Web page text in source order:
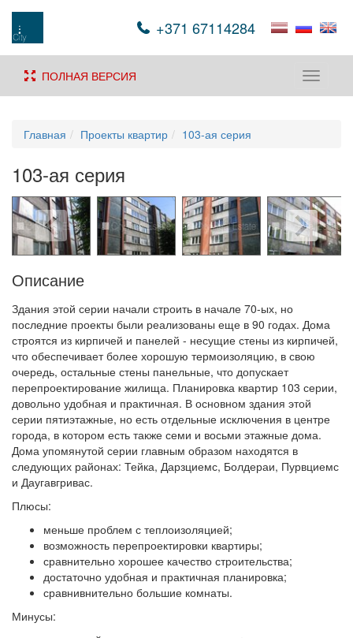
+371 67114284
Toggle
ПОЛНАЯ ВЕРСИЯ
Главная Проекты квартир 103-ая серия
103-ая серия
Описание
Здания этой серии начали строить в начале 70-ых, но
последние проекты были реализованы еще в 90 годах. Дома
строятся из кирпичей и панелей - несущие стены из кирпичей,
что обеспечивает более хорошую термоизоляцию, в свою
очередь, остальные стены панельные, что допускает
перепроектирование жилища. Планировка квартир 103 серии,
довольно удобная и практичная. В основном здания этой
серии пятиэтажные, но есть отдельные исключения в центре
города, в котором есть также семи и восьми этажные дома.
Дома упомянутой серии главным образом находятся в
следующих районах: Тейка, Дарзциемс, Болдераи, Пурвциемс
и Даугавгривас.
Плюсы:
меньше проблем с теплоизоляцией;
возможность перепроектировки квартиры;
сравнительно хорошее качество строительства;
достаточно удобная и практичная планировка;
сравнивнительно большие комнаты.
Минусы: